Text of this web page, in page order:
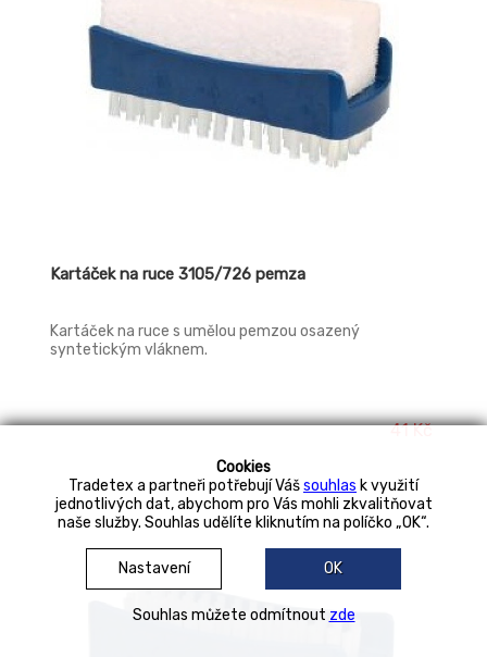
Cookies
Tradetex a partneři potřebují Vášsouhlas k využití
jednotlivých dat, abychom pro Vás mohli zkvalitňovat
naše služby. Souhlas udělíte kliknutím na políčko „OK“.
Nastavení OK
Souhlas můžete odmítnout zde
Kartáček na ruce 3105/726 pemza
Kartáček na ruce s umělou pemzou osazený
syntetickým vláknem.
41 Kč